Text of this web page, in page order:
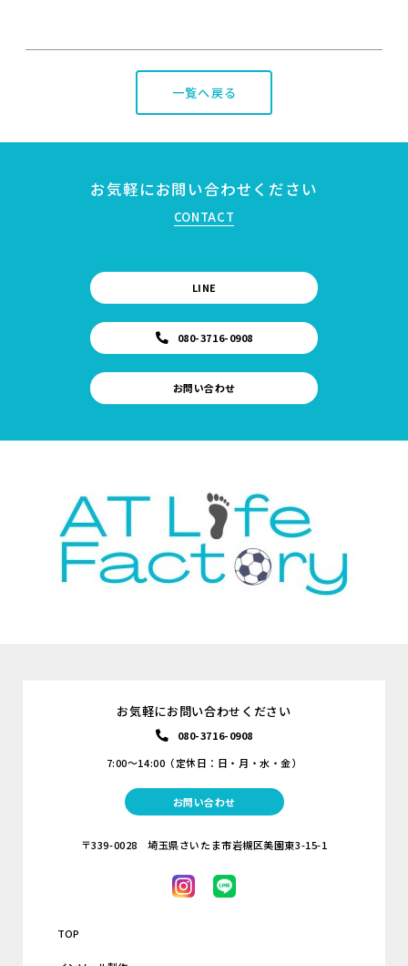
一覧へ戻る
お気軽にお問い合わせください
CONTACT
LINE
080-3716-0908
お問い合わせ
お気軽にお問い合わせください
080-3716-0908
7:00～14:00（定休日：日・月・水・金）
お問い合わせ
〒339-0028 埼玉県さいたま市岩槻区美園東3-15-1
TOP